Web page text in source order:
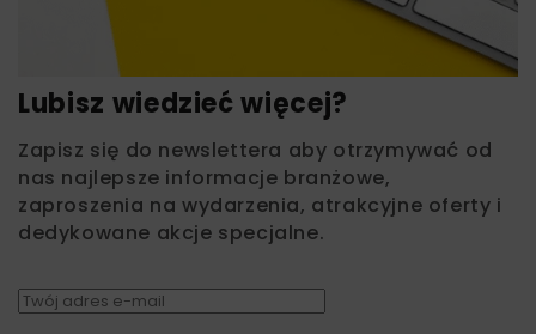
Lubisz wiedzieć więcej?
Zapisz się do newslettera aby otrzymywać od
nas najlepsze informacje branżowe,
zaproszenia na wydarzenia, atrakcyjne oferty i
dedykowane akcje specjalne.